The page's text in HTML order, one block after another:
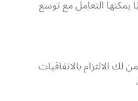
يمكنها التعامل مع توسع
الالتزام بالاتفاقيات